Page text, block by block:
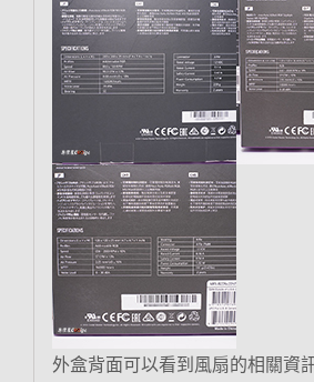
外盒背面可以看到風扇的相關資